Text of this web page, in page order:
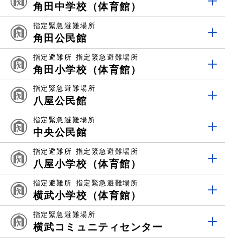
角田中学校（体育館）
指定緊急避難場所
角田公民館
指定避難所 指定緊急避難場所
角田小学校（体育館）
指定緊急避難場所
八屋公民館
指定緊急避難場所
中央公民館
指定避難所 指定緊急避難場所
八屋小学校（体育館）
指定避難所 指定緊急避難場所
横武小学校（体育館）
指定緊急避難場所
横武コミュニティセンター